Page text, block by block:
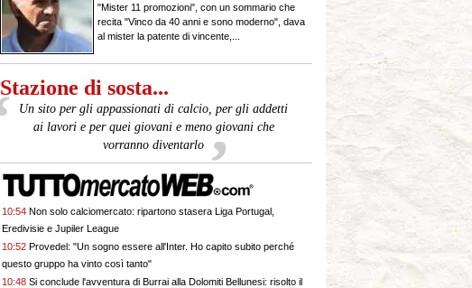
"Mister 11 promozioni", con un sommario che
recita "Vinco da 40 anni e sono moderno", dava
al mister la patente di vincente,...
Stazione di sosta...
Un sito per gli appassionati di calcio, per gli addetti
ai lavori e per quei giovani e meno giovani che
vorranno diventarlo
10:54 Non solo calciomercato: ripartono stasera Liga Portugal,
Eredivisie e Jupiler League
10:52 Provedel: "Un sogno essere all'Inter. Ho capito subito perché
questo gruppo ha vinto così tanto"
10:48 Si conclude l'avventura di Burrai alla Dolomiti Bellunesi: risolto il